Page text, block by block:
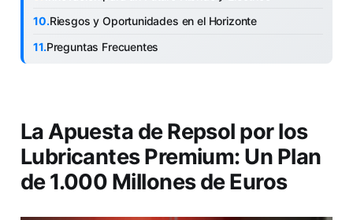
Riesgos y Oportunidades en el Horizonte
Preguntas Frecuentes
La Apuesta de Repsol por los
Lubricantes Premium: Un Plan
de 1.000 Millones de Euros